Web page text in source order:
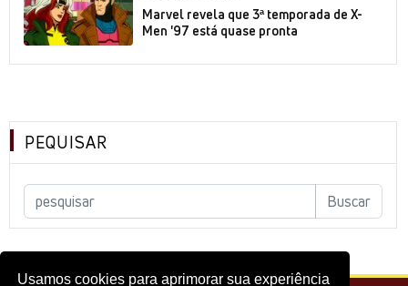
Usamos cookies para aprimorar sua experiência
Marvel revela que 3ª temporada de X-
Men '97 está quase pronta
PEQUISAR